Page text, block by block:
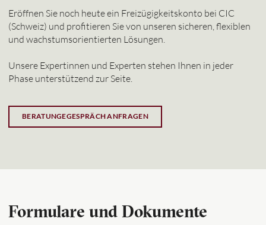
Eröffnen Sie noch heute ein Freizügigkeitskonto bei CIC
(Schweiz) und profitieren Sie von unseren sicheren, flexiblen
und wachstumsorientierten Lösungen.
Unsere Expertinnen und Experten stehen Ihnen in jeder
Phase unterstützend zur Seite.
BERATUNGEGESPRÄCH ANFRAGEN
Formulare und Dokumente